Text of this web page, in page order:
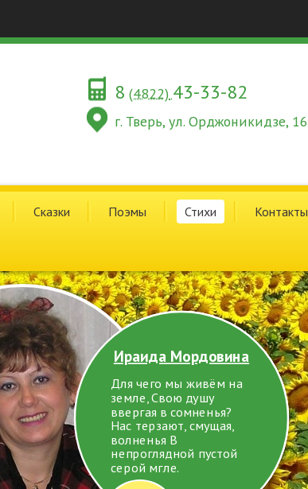
8 (4822) 43-33-82
г. Тверь, ул. Орджоникидзе, 16
Сказки Поэмы Стихи Контакты
Ираида Мордовина
Для чего мы живём на
земле, Свою душу
ввергая в сомненья?
Нас терзают, смущая,
волненья В
непроглядной пустой
серой мгле.